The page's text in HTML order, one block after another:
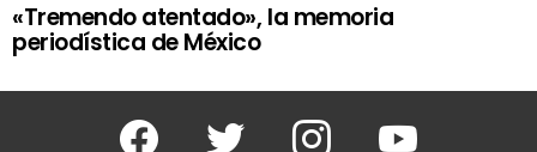
«Tremendo atentado», la memoria
periodística de México
Facebook Twitter Instagram Youtube